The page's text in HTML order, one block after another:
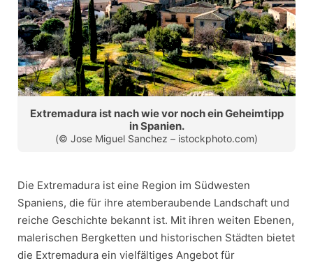
Extremadura ist nach wie vor noch ein Geheimtipp
in Spanien.
(© Jose Miguel Sanchez – istockphoto.com)
Die Extremadura ist eine Region im Südwesten
Spaniens, die für ihre atemberaubende Landschaft und
reiche Geschichte bekannt ist. Mit ihren weiten Ebenen,
malerischen Bergketten und historischen Städten bietet
die Extremadura ein vielfältiges Angebot für